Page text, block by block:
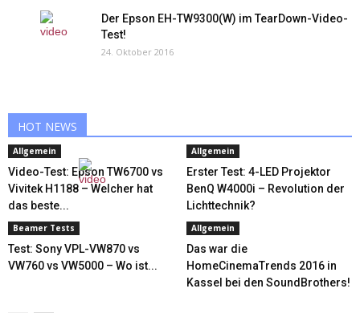
Der Epson EH-TW9300(W) im TearDown-Video-
Test!
24. Oktober 2016
HOT NEWS
Allgemein
Video-Test: Epson TW6700 vs
Vivitek H1188 – Welcher hat
das beste...
Allgemein
Erster Test: 4-LED Projektor
BenQ W4000i – Revolution der
Lichttechnik?
Beamer Tests
Test: Sony VPL-VW870 vs
VW760 vs VW5000 – Wo ist...
Allgemein
Das war die
HomeCinemaTrends 2016 in
Kassel bei den SoundBrothers!